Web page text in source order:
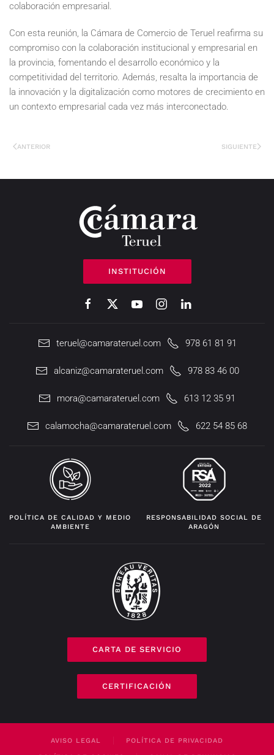
colaboración empresarial.
Con esta reunión, la Cámara de Comercio de Teruel reafirma su
compromiso con la colaboración institucional y empresarial en
la provincia, fomentando el desarrollo económico y la
competitividad del territorio. Además, resalta la importancia de
la innovación y la digitalización como motores de crecimiento en
un contexto empresarial cada vez más interconectado.
ANTERIOR SIGUIENTE
INSTITUCIÓN
teruel@camarateruel.com 978 61 81 91
alcaniz@camarateruel.com 978 83 46 00
mora@camarateruel.com 613 12 35 91
calamocha@camarateruel.com 622 54 85 68
POLÍTICA DE CALIDAD Y MEDIO
AMBIENTE
RESPONSABILIDAD SOCIAL DE
ARAGÓN
CARTA DE SERVICIO
CERTIFICACIÓN
AVISO LEGAL POLÍTICA DE PRIVACIDAD